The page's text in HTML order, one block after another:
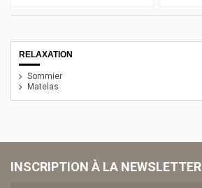
RELAXATION
Sommier
Matelas
INSCRIPTION À LA NEWSLETTER